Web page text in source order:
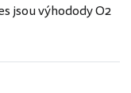
jsou výhodody O2